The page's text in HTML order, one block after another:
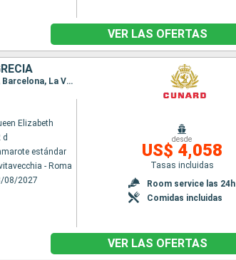
VER LAS OFERTAS
Itinerario : Civitavecchia - Roma, La Spezia, Ajaccio, Palma de Mallorca, Valencia, Barcelona, La Valetta, Kotor, Split, Zadar, Trieste, Dubrovnik, Corfú, Messina (estrecho), Nápoles, Civitavecchia - Roma
Elizabeth
d
estándar
- Roma
08/2027
desde
US$ 4,058
Tasas incluidas
Room service las 24h
Comidas incluidas
VER LAS OFERTAS